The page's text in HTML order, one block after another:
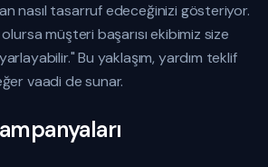
nasıl tasarruf edeceğinizi gösteriyor.
olursa müşteri başarısı ekibimiz size
Bu yaklaşım, yardım teklif
vaadi de sunar.